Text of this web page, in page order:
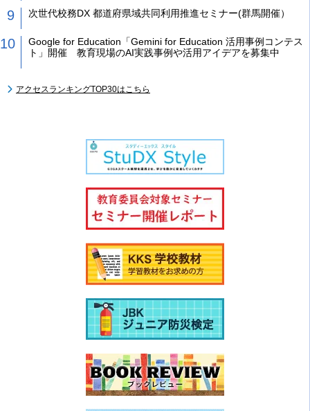
次世代校務DX 都道府県域共同利用推進セミナー(群馬開催）
Google for Education「Gemini for Education 活用事例コンテス
ト」開催 教育現場のAI実践事例や活用アイデアを募集中
アクセスランキングTOP30はこちら